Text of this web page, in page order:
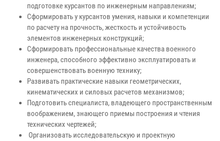
подготовке курсантов по инженерным направлениям;
Сформировать у курсантов умения, навыки и компетенции
по расчету на прочность, жесткость и устойчивость
элементов инженерных конструкций;
Сформировать профессиональные качества военного
инженера, способного эффективно эксплуатировать и
совершенствовать военную технику;
Развивать практические навыки геометрических,
кинематических и силовых расчетов механизмов;
Подготовить специалиста, владеющего пространственным
воображением, знающего приемы построения и чтения
технических чертежей;
Организовать исследовательскую и проектную